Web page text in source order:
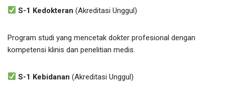
S-1 Kedokteran (Akreditasi Unggul)
Program studi yang mencetak dokter profesional dengan
kompetensi klinis dan penelitian medis.
S-1 Kebidanan (Akreditasi Unggul)